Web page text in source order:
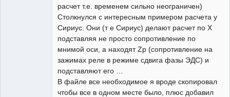
расчет т.е. временем сильно неограничен)
Столкнулся с интересным примером расчета у
Сириус. Они (т е Сириус) делают расчет по X
подставляя не просто сопротивление по
мнимой оси, а находят Zр (сопротивление на
зажимах реле в режиме сдвига фазы ЭДС) и
подставляют его …
В файле все необходимое я вроде скопировал
чтобы все в одном месте было, плюс добавил